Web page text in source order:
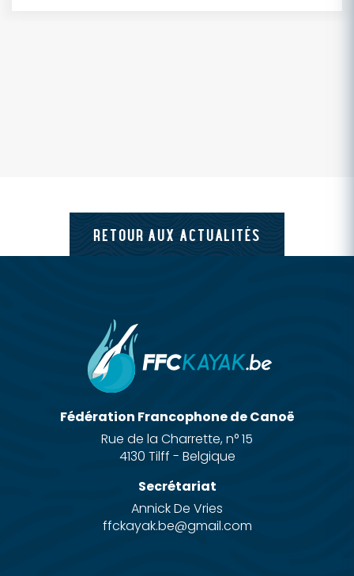
RETOUR AUX ACTUALITÉS
Fédération Francophone de Canoë
Rue de la Charrette, n° 15
4130 Tilff - Belgique
Secrétariat
Annick De Vries
ffckayak.be@gmail.com